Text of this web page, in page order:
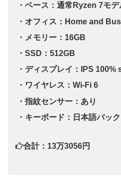
・ベース：通常Ryzen 7モデ
・オフィス：Home and
・メモリー：16GB
・SSD：512GB
・ディスプレイ：IPS 100%
・ワイヤレス：Wi-Fi 6
・指紋センサー：あり
・キーボード：日本語バッ
合計：13万3056円